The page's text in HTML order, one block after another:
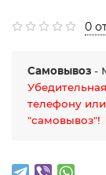
0
Самовывоз -
телефону
"самовывоз"!